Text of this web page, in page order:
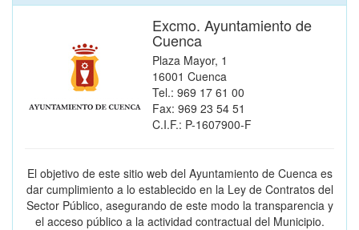
Excmo. Ayuntamiento de
Cuenca
Plaza Mayor, 1
16001 Cuenca
Tel.: 969 17 61 00
Fax: 969 23 54 51
C.I.F.: P-1607900-F
El objetivo de este sitio web del Ayuntamiento de Cuenca es
dar cumplimiento a lo establecido en la Ley de Contratos del
Sector Público, asegurando de este modo la transparencia y
el acceso público a la actividad contractual del Municipio.